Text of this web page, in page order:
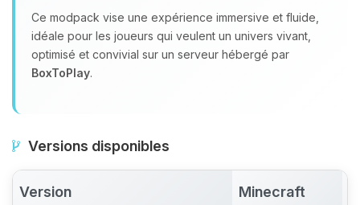
Ce modpack vise une expérience immersive et fluide,
idéale pour les joueurs qui veulent un univers vivant,
optimisé et convivial sur un serveur hébergé par
BoxToPlay.
Versions disponibles
Version Minecraft